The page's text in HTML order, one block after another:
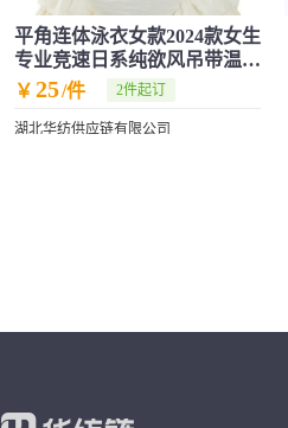
平角连体泳衣女款2024款女生
专业竞速日系纯欲风吊带温泉
泳装
￥ 25/件 2件起订
湖北华纺供应链有限公司